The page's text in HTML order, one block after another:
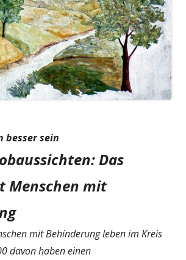
besser sein
Das
Menschen mit
mit Behinderung leben im Kreis
davon haben einen